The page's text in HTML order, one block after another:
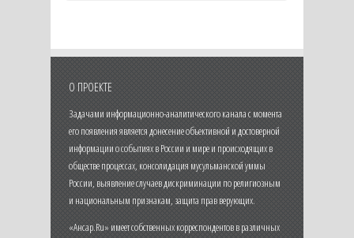
О ПРОЕКТЕ
Задачами информационно-аналитического канала с момента
его появления является донесение объективной и достоверной
информации о событиях в России и мире и происходящих в
обществе процессах, консолидация мусульманской уммы
России, выявление случаев дискриминации по религиозным
и национальным признакам, защита прав верующих.
«Ансар.Ru» имеет собственных корреспондентов в различных